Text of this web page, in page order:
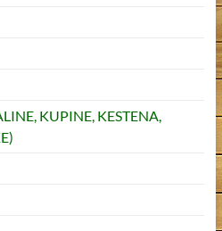
KUPINE, KESTENA,